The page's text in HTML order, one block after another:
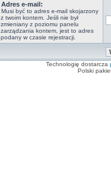
Adres e-mail:
Musi być to adres e-mail skojarzony
z twoim kontem. Jeśli nie był
zmieniany z poziomu panelu
zarządzania kontem, jest to adres
podany w czasie rejestracji.
Technologię dostarcza
Polski